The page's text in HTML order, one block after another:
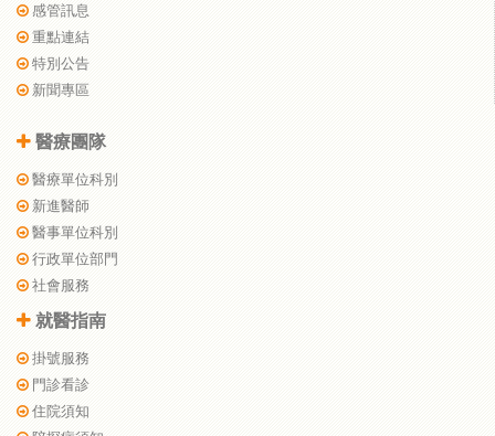
感管訊息
重點連結
特別公告
新聞專區
醫療團隊
醫療單位科別
新進醫師
醫事單位科別
行政單位部門
社會服務
就醫指南
掛號服務
門診看診
住院須知